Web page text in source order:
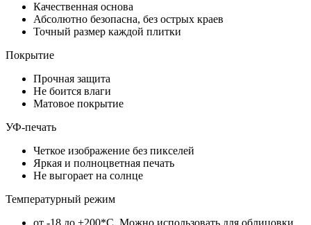
Качественная основа
Абсолютно безопасна, без острых краев
Точный размер каждой плитки
Покрытие
Прочная защита
Не боится влаги
Матовое покрытие
УФ-печать
Четкое изображение без пикселей
Яркая и полноцветная печать
Не выгорает на солнце
Температурный режим
от -18 до +200*C. Можно использовать для облицовки